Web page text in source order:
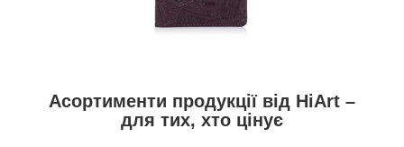
Асортименти продукції від HiArt –
для тих, хто цінує